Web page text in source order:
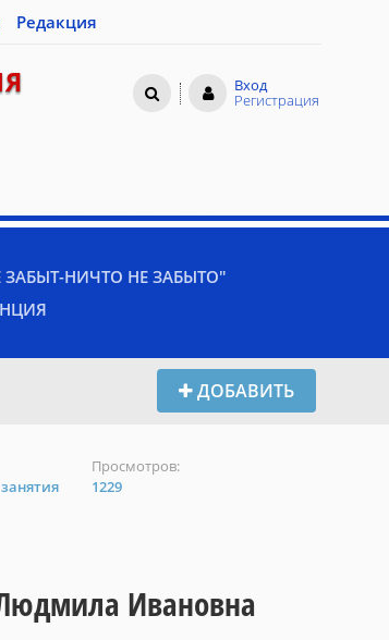
Редакция
Вход
Регистрация
ЗАБЫТ-НИЧТО НЕ ЗАБЫТО"
ДОБАВИТЬ
Просмотров:
1229
Ивановна